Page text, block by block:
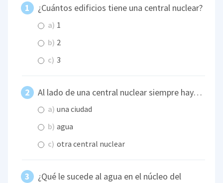
¿Cuántos edificios tiene una central nuclear?
a) 1
b) 2
c) 3
Al lado de una central nuclear siempre hay…
a) una ciudad
b) agua
c) otra central nuclear
¿Qué le sucede al agua en el núcleo del